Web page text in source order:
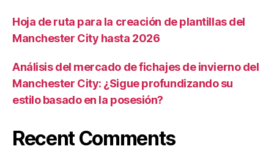
Hoja de ruta para la creación de plantillas del
Manchester City hasta 2026
Análisis del mercado de fichajes de invierno del
Manchester City: ¿Sigue profundizando su
estilo basado en la posesión?
Recent Comments